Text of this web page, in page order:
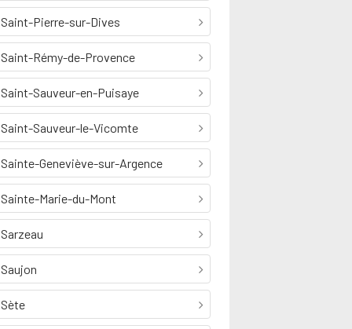
Saint-Pierre-sur-Dives
Saint-Rémy-de-Provence
Saint-Sauveur-en-Puisaye
Saint-Sauveur-le-Vicomte
Sainte-Geneviève-sur-Argence
Sainte-Marie-du-Mont
Sarzeau
Saujon
Sète